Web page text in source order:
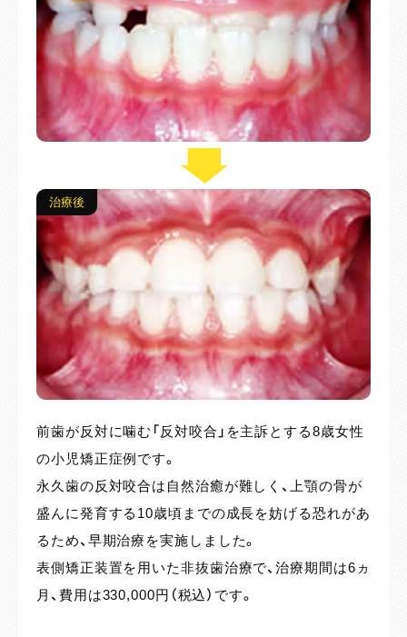
治療後
前歯で噛めない「開咬」にお悩みの20代女性の症例
です。
非抜歯にてマウスピース型矯正装置を使用し、舌癖
を正すトレーニングを併用しながら前歯のかみ合わ
せを改善しました。
治療期間は1年4ヵ月（通院8回）、費用は946,000円
（税込）です。